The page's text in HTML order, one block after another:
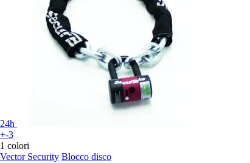
24h
+-3
1 colori
Vector Security Blocco disco